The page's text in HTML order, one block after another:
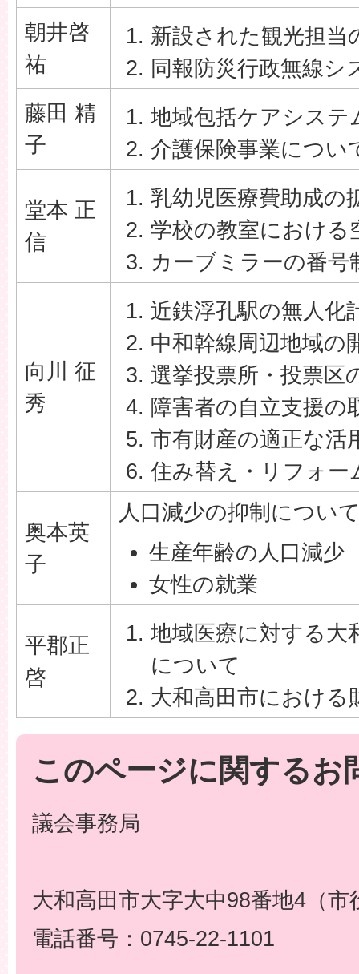
朝井啓
祐
新設された観光担当
同報防災行政無線
藤田 精
子
地域包括ケアシステ
介護保険事業につい
堂本 正
信
乳幼児医療費助成の
学校の教室における
カーブミラーの番号
向川 征
秀
近鉄浮孔駅の無人化
中和幹線周辺地域の
選挙投票所・投票区
障害者の自立支援の
市有財産の適正な活
住み替え・リフォー
奥本英
子
人口減少の抑制につい
生産年齢の人口減少
女性の就業
平郡正
啓
地域医療に対する大
について
大和高田市における
このページに関するお
議会事務局
大和高田市大字大中98番地4（市
電話番号：0745-22-1101